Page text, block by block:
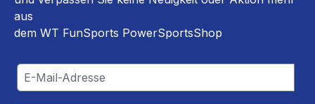
aus
dem WT FunSports PowerSportsShop